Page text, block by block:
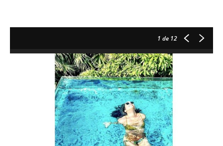
1 de 12